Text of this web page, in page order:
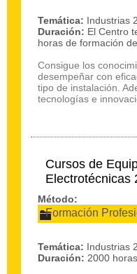
Temática: Industrias
Duración: El Centro
horas de formación
Consigue los
desempeñar con
tipo de instalación.
tecnologías e
Cursos de
Electrotécnicas
Método:
Formación
Temática: Industrias
Duración: 2000